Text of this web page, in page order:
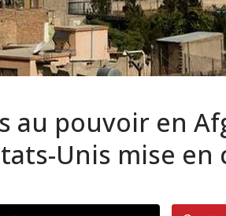
au pouvoir en
Unis mise en